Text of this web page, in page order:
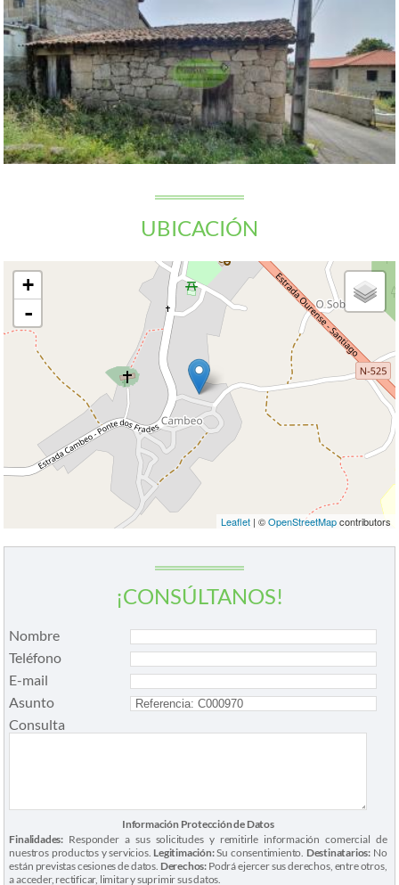
¡CONSÚLTANOS!
Nombre
Teléfono
E-mail
Asunto
Consulta
Información Protección de Datos
Finalidades: Responder a sus solicitudes y remitirle información comercial de
nuestros productos y servicios. Legitimación:Su consentimiento. Destinatarios:No
están previstas cesiones de datos. Derechos: Podrá ejercer sus derechos, entre otros,
a acceder, rectificar, limitar y suprimir sus datos.
UBICACIÓN
+
-
Leaflet| ©OpenStreetMapcontributors